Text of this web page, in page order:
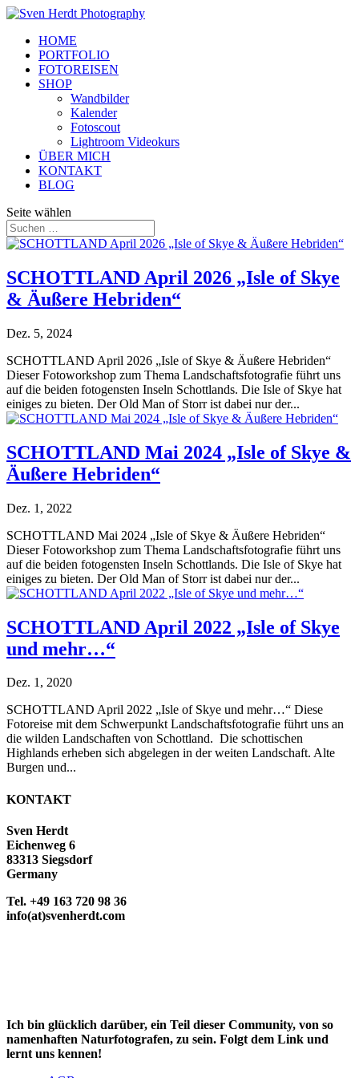
HOME
PORTFOLIO
FOTOREISEN
SHOP
Wandbilder
Kalender
Fotoscout
Lightroom Videokurs
ÜBER MICH
KONTAKT
BLOG
Seite wählen
SCHOTTLAND April 2026 „Isle of Skye
& Äußere Hebriden“
Dez. 5, 2024
SCHOTTLAND April 2026 „Isle of Skye & Äußere Hebriden“
Dieser Fotoworkshop zum Thema Landschaftsfotografie führt uns
auf die beiden fotogensten Inseln Schottlands. Die Isle of Skye hat
einiges zu bieten. Der Old Man of Storr ist dabei nur der...
SCHOTTLAND Mai 2024 „Isle of Skye &
Äußere Hebriden“
Dez. 1, 2022
SCHOTTLAND Mai 2024 „Isle of Skye & Äußere Hebriden“
Dieser Fotoworkshop zum Thema Landschaftsfotografie führt uns
auf die beiden fotogensten Inseln Schottlands. Die Isle of Skye hat
einiges zu bieten. Der Old Man of Storr ist dabei nur der...
SCHOTTLAND April 2022 „Isle of Skye
und mehr…“
Dez. 1, 2020
SCHOTTLAND April 2022 „Isle of Skye und mehr…“ Diese
Fotoreise mit dem Schwerpunkt Landschaftsfotografie führt uns an
die wilden Landschaften von Schottland. Die schottischen
Highlands erheben sich abgelegen in der weiten Landschaft. Alte
Burgen und...
KONTAKT
Sven Herdt
Eichenweg 6
83313 Siegsdorf
Germany
Tel. +49 163 720 98 36
info(at)svenherdt.com
Ich bin glücklich darüber, ein Teil dieser Community, von so
namenhaften Naturfotografen, zu sein. Folgt dem Link und
lernt uns kennen!